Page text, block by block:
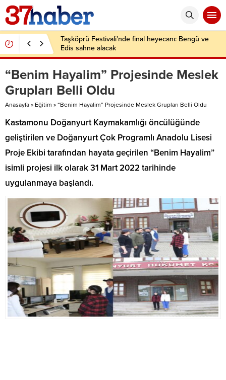
Taşköprü Festivali’nde final heyecanı: Bengü ve
Edis sahne alacak
“Benim Hayalim” Projesinde Meslek
Grupları Belli Oldu
Anasayfa » Eğitim » “Benim Hayalim” Projesinde Meslek Grupları Belli Oldu
Kastamonu Doğanyurt Kaymakamlığı öncülüğünde
geliştirilen ve Doğanyurt Çok Programlı Anadolu Lisesi
Proje Ekibi tarafından hayata geçirilen “Benim Hayalim”
isimli projesi ilk olarak 31 Mart 2022 tarihinde
uygulanmaya başlandı.